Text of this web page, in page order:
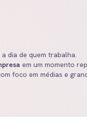
dia de quem trabalha.
em um momento
foco em médias e